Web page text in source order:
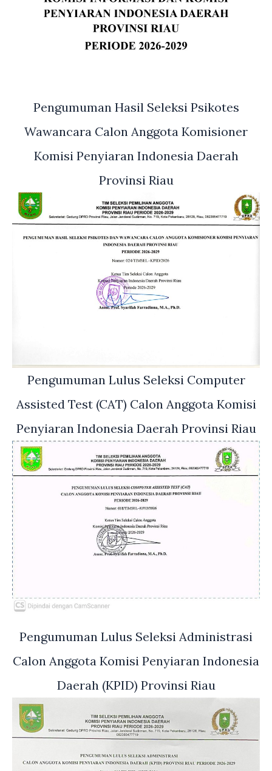
Pengumuman Hasil Seleksi Psikotes
Wawancara Calon Anggota Komisioner
Komisi Penyiaran Indonesia Daerah
Provinsi Riau
Pengumuman Lulus Seleksi Computer
Assisted Test (CAT) Calon Anggota Komisi
Penyiaran Indonesia Daerah Provinsi Riau
Pengumuman Lulus Seleksi Administrasi
Calon Anggota Komisi Penyiaran Indonesia
Daerah (KPID) Provinsi Riau